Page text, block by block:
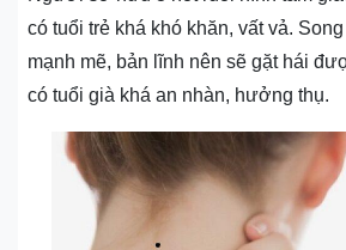
có tuổi trẻ khá khó khăn, vất vả.
mạnh mẽ, bản lĩnh nên sẽ gặt hái
có tuổi già khá an nhàn, hưởng thụ.